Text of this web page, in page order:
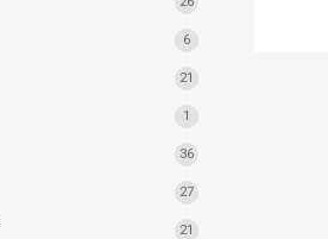
6
21
1
36
27
21